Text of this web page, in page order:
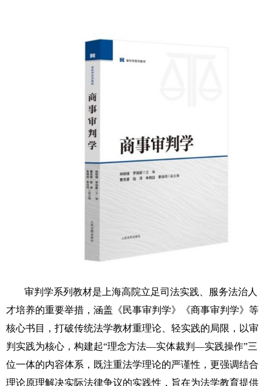
审判学系列教材是上海高院立足司法实践、服务法治人
才培养的重要举措，涵盖《民事审判学》《商事审判学》等
核心书目，打破传统法学教材重理论、轻实践的局限，以审
判实践为核心，构建起“理念方法—实体裁判—实践操作”三
位一体的内容体系，既注重法学理论的严谨性，更强调结合
理论原理解决实际法律争议的实践性，旨在为法学教育提供